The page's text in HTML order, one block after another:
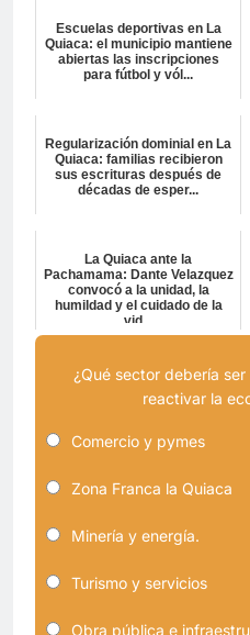
Escuelas deportivas en La
Quiaca: el municipio mantiene
abiertas las inscripciones
para fútbol y vól...
Regularización dominial en La
Quiaca: familias recibieron
sus escrituras después de
décadas de esper...
La Quiaca ante la
Pachamama: Dante Velazquez
convocó a la unidad, la
humildad y el cuidado de la
vid...
¿Qué sector debería
reactivar la
Comercio y pymes
Zona Franca la Quiaca
Minería y energía.
Turismo y servicios
Obra pública e